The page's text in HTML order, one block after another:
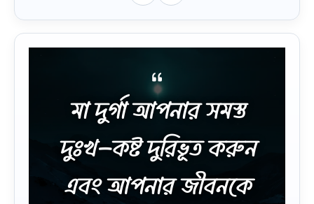
মা দুর্গা আপনার সমস্ত
দুঃখ-কষ্ট দুরিভূত করুন
এবং আপনার জীবনকে